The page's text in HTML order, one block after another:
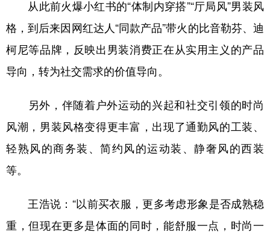
从此前火爆小红书的“体制内穿搭”“厅局风”男装风
格，到后来因网红达人“同款产品”带火的比音勒芬、迪
柯尼等品牌，反映出男装消费正在从实用主义的产品
导向，转为社交需求的价值导向。
另外，伴随着户外运动的兴起和社交引领的时尚
风潮，男装风格变得更丰富，出现了通勤风的工装、
轻熟风的商务装、简约风的运动装、静奢风的西装
等。
王浩说：“以前买衣服，更多考虑形象是否成熟稳
重，但现在更多是体面的同时，能舒服一点，时尚一